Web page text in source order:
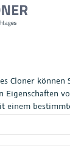
Cloner können
Eigenschaften
einem